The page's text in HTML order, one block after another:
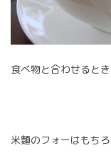
食べ物と合わせると
米麵のフォーはもち